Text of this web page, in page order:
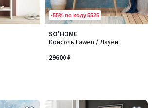
-55% по коду 5525
SO'HOME
Консоль Lawen / Лауен
29600 ₽